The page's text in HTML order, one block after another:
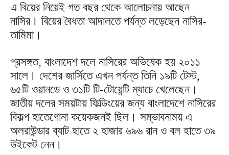
এ বিয়ের নিয়েই গত বছর থেকে আলোচনায় আছেন
নাসির। বিয়ের বৈধতা আদালতে পর্যন্ত লড়েছেন নাসির-
তামিমা।
প্রসঙ্গত, বাংলাদেশ দলে নাসিরের অভিষেক হয় ২০১১
সালে। দেশের জার্সিতে এখন পর্যন্ত তিনি ১৯টি টেস্ট,
৬৫টি ওয়ানডে ও ৩১টি টি-টোয়েন্টি ম্যাচে খেলেছেন।
জাতীয় দলের সময়টায় ফিল্ডিংয়ের জন্য বাংলাদেশে নাসিরের
বিকল্প হাতেগোনা কয়েকজনই ছিল। সম্ভাবনাময় এ
অলরাউন্ডার ব্যাট হাতে ২ হাজার ৬৯৬ রান ও বল হাতে ৩৯
উইকেট নেন।